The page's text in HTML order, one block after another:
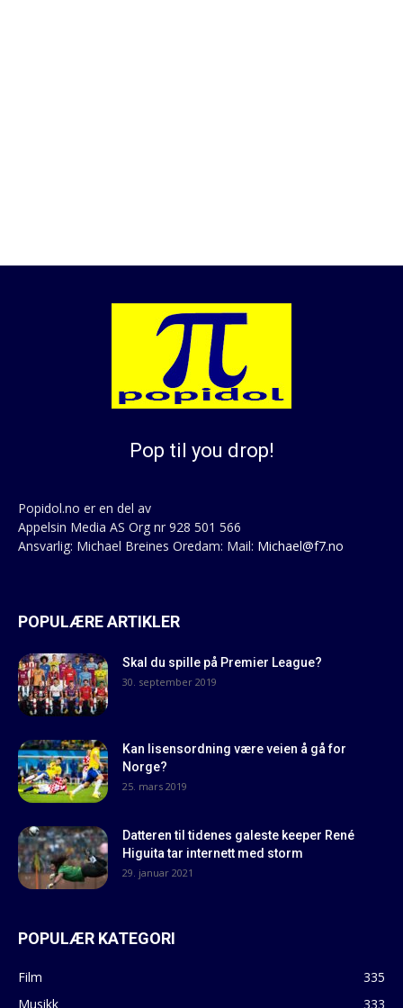
Pop til you drop!
Popidol.no er en del av
Appelsin Media AS Org nr 928 501 566
Ansvarlig: Michael Breines Oredam: Mail: Michael@f7.no
POPULÆRE ARTIKLER
Skal du spille på Premier League?
30. september 2019
Kan lisensordning være veien å gå for
Norge?
25. mars 2019
Datteren til tidenes galeste keeper René
Higuita tar internett med storm
29. januar 2021
POPULÆR KATEGORI
Film
335
Musikk
333